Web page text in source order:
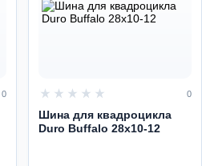
0 0
Шина для квадроцикла
Duro Buffalo 28х10-12